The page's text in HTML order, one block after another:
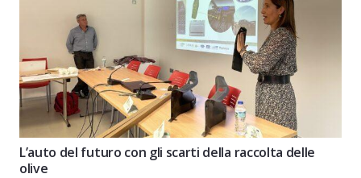
L’auto del futuro con gli scarti della raccolta delle
olive